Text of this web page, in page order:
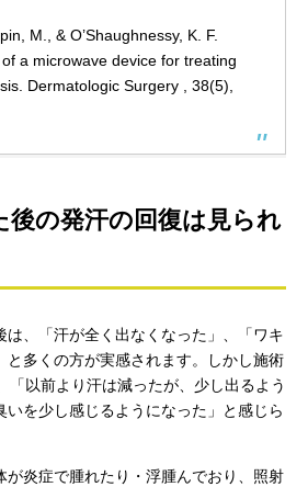
M., & O’Shaughnessy, K. F.
a microwave device for treating
Dermatologic Surgery , 38(5),
後の発汗の回復は見られ
は、「汗が全く出なくなった」、「ワキ
と多くの方が実感されます。しかし施術
「以前より汗は減ったが、少し出るよう
いを少し感じるようになった」と感じら
が炎症で腫れたり・浮腫んでおり、照射